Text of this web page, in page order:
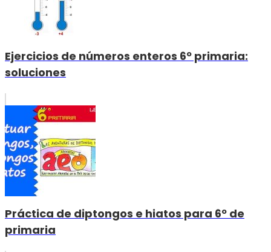
Ejercicios de números enteros 6º primaria:
soluciones
Práctica de diptongos e hiatos para 6º de
primaria